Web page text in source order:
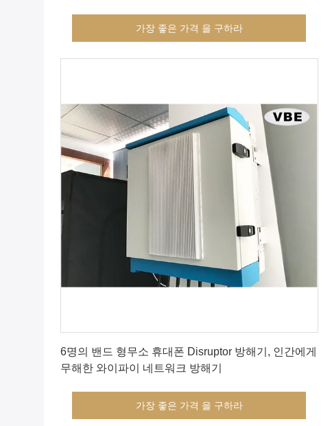
가장 좋은 가격 을 구하라
6명의 밴드 형무소 휴대폰 Disruptor 방해기, 인간에게
무해한 와이파이 네트워크 방해기
가장 좋은 가격 을 구하라